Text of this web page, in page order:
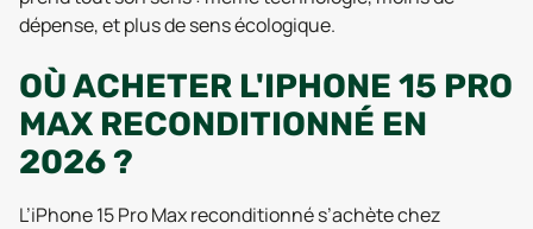
dépense, et plus de sens écologique.
OÙ ACHETER L'IPHONE 15 PRO
MAX RECONDITIONNÉ EN
2026 ?
L’iPhone 15 Pro Max reconditionné s’achète chez